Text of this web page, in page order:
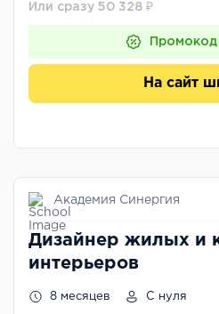
Или сразу 50 328 ₽
Промокод
На сайт
Академия Синергия
Дизайнер жилых и
интерьеров
8 месяцев С нуля